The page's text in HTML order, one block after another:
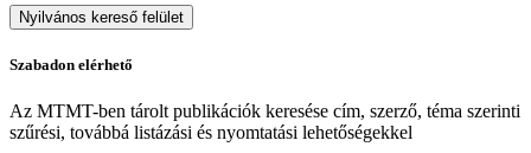
Nyilvános kereső felület
Szabadon elérhető
Az MTMT-ben tárolt publikációk keresése cím, szerző, téma szerinti
szűrési, továbbá listázási és nyomtatási lehetőségekkel